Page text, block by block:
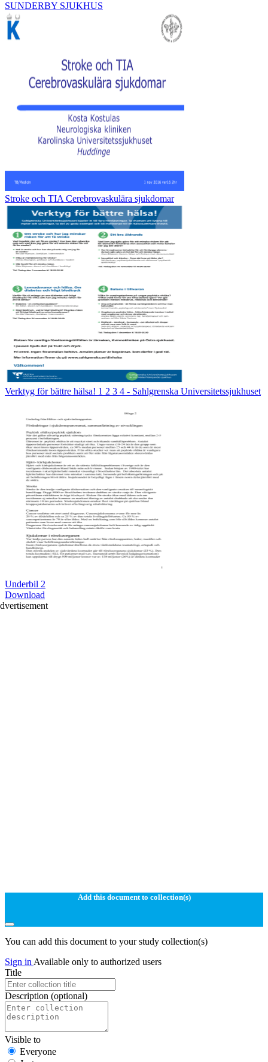
SUNDERBY SJUKHUS
Stroke och TIA Cerebrovaskulära sjukdomar
Verktyg för bättre hälsa! 1 2 3 4 - Sahlgrenska Universitetssjukhuset
Underbil 2
Download
Add this document to collection(s)
You can add this document to your study collection(s)
Sign in Available only to authorized users
Title
Description (optional)
Visible to
Everyone